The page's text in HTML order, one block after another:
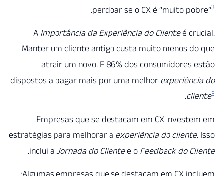
perdoar se o CX é “muito
.
AImportância da Experiência do Clienteé
Manter um cliente antigo custa muito menos
atrair um novo. E 86% dos consumidores
dispostos a pagar mais por uma melhor
.
Empresas que se destacam em CX
estratégias para melhorar aexperiência do
inclui aJornada do Clientee oFeedback do
Algumas empresas que se destacam em CX